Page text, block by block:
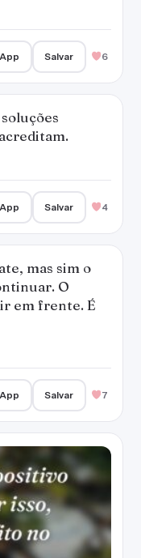
Salvar 6
Salvar 4
mas sim o
O
em frente. É
Salvar 7